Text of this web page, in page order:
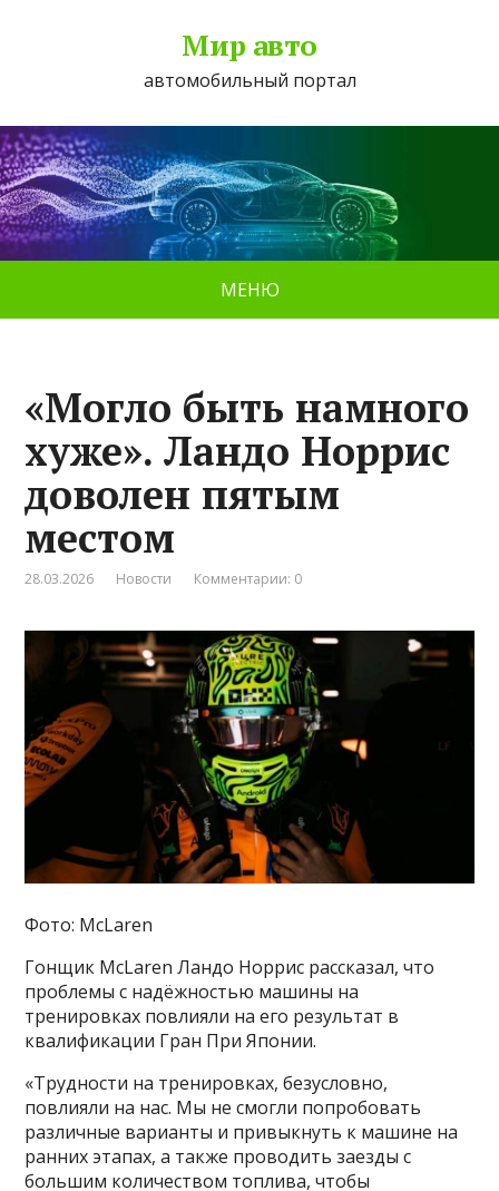
Мир авто
автомобильный портал
МЕНЮ
«Могло быть намного
хуже». Ландо Норрис
доволен пятым
местом
28.03.2026 Новости Комментарии: 0
Фото: McLaren
Гонщик McLaren Ландо Норрис рассказал, что
проблемы с надёжностью машины на
тренировках повлияли на его результат в
квалификации Гран При Японии.
«Трудности на тренировках, безусловно,
повлияли на нас. Мы не смогли попробовать
различные варианты и привыкнуть к машине на
ранних этапах, а также проводить заезды с
большим количеством топлива, чтобы